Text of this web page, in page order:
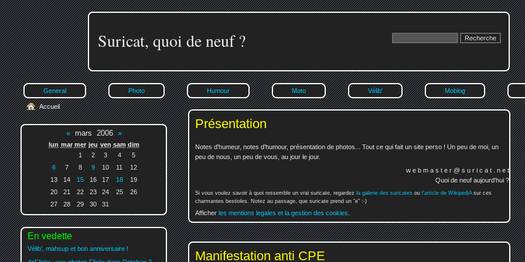
Suricat, quoi de neuf ?
General Photo Humour Moto Vélib' Moblog
Présentation
Notes d'humeur, notes d'humour, présentation de photos... Tout ce qui fait un site perso ! Un peu de moi, un
peu de nous, un peu de vous, au jour le jour.
w e b m a s t e r @ s u r i c a t . n e t
Quoi de neuf aujourd'hui ?
Si vous voulez savoir à quoi ressemble un vrai suricate, regardez la galerie des suricates ou l'article de WikipediAsur ces
charmantes bestioles. Notez au passage, que suricate prend un "e" :-)
Afficher les mentions legales et la gestion des cookies
Manifestation anti CPE
Accueil
«mars 2006 »
lun mar mer jeu ven sam dim
1
2 3 4
5
6
7 8 9 10 11
12
13
14 15 16 17 18
19
20
21 22 23 24 25
26
27
28 29 30 31
En vedette
Vélib', mahsup et bon anniversaire !